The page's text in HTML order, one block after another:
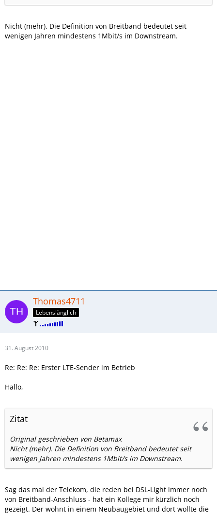
Nicht (mehr). Die Definition von Breitband bedeutet seit
wenigen Jahren mindestens 1Mbit/s im Downstream.
Thomas4711
Lebenslänglich
31. August 2010
Re: Re: Re: Erster LTE-Sender im Betrieb
Hallo,
Zitat
Original geschrieben von Betamax
Nicht (mehr). Die Definition von Breitband bedeutet seit
wenigen Jahren mindestens 1Mbit/s im Downstream.
Sag das mal der Telekom, die reden bei DSL-Light immer noch
von Breitband-Anschluss - hat ein Kollege mir kürzlich noch
gezeigt. Der wohnt in einem Neubaugebiet und dort wollte die